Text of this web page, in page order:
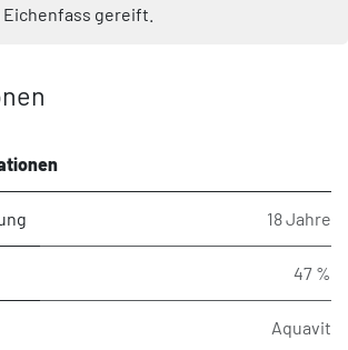
gereift.
18 Jahre
47 %
Aquavit